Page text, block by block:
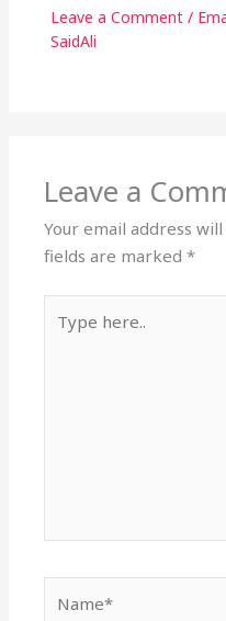
Leave a Comment /
SaidAli
Leave a
Your email address
fields are marked*
here..